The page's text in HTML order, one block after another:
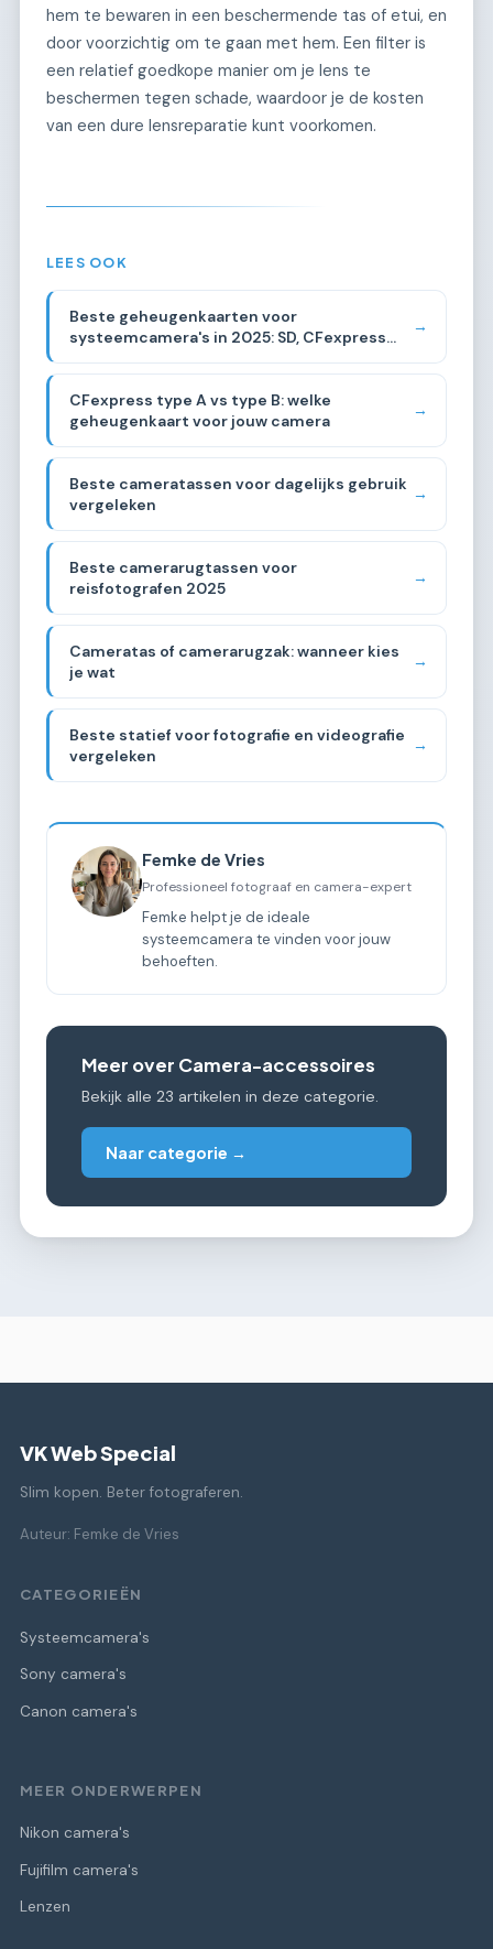
hem te bewaren in een beschermende tas of etui, en
door voorzichtig om te gaan met hem. Een filter is
een relatief goedkope manier om je lens te
beschermen tegen schade, waardoor je de kosten
van een dure lensreparatie kunt voorkomen.
LEES OOK
Beste geheugenkaarten voor
systeemcamera's in 2025: SD, CFexpress
vergeleken
→
CFexpress type A vs type B: welke
geheugenkaart voor jouw camera
→
Beste cameratassen voor dagelijks gebruik
vergeleken
→
Beste camerarugtassen voor
reisfotografen 2025
→
Cameratas of camerarugzak: wanneer kies
je wat
→
Beste statief voor fotografie en videografie
vergeleken
→
Femke de Vries
Professioneel fotograaf en camera-expert
Femke helpt je de ideale
systeemcamera te vinden voor jouw
behoeften.
Meer over Camera-accessoires
Bekijk alle 23 artikelen in deze categorie.
Naar categorie →
VK Web Special
Slim kopen. Beter fotograferen.
Auteur: Femke de Vries
CATEGORIEËN
Systeemcamera's
Sony camera's
Canon camera's
MEER ONDERWERPEN
Nikon camera's
Fujifilm camera's
Lenzen